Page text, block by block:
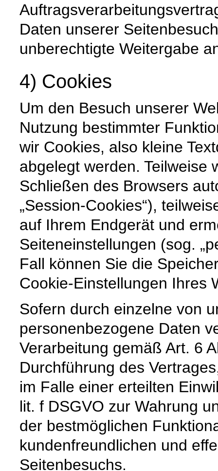
Daten unserer
unberechtigte Weitergabe
4) Cookies
Um den Besuch unserer
Nutzung bestimmter
wir Cookies, also kleine
abgelegt werden. Teilweise
Schließen des Browsers
„Session-Cookies“),
auf Ihrem Endgerät und
Seiteneinstellungen (sog.
Fall können Sie die
Cookie-Einstellungen Ihres
Sofern durch einzelne von
personenbezogene Daten
Verarbeitung gemäß Art. 6
Durchführung des
im Falle einer erteilten
lit. f DSGVO zur Wahrung
der bestmöglichen
kundenfreundlichen und
Seitenbesuchs.